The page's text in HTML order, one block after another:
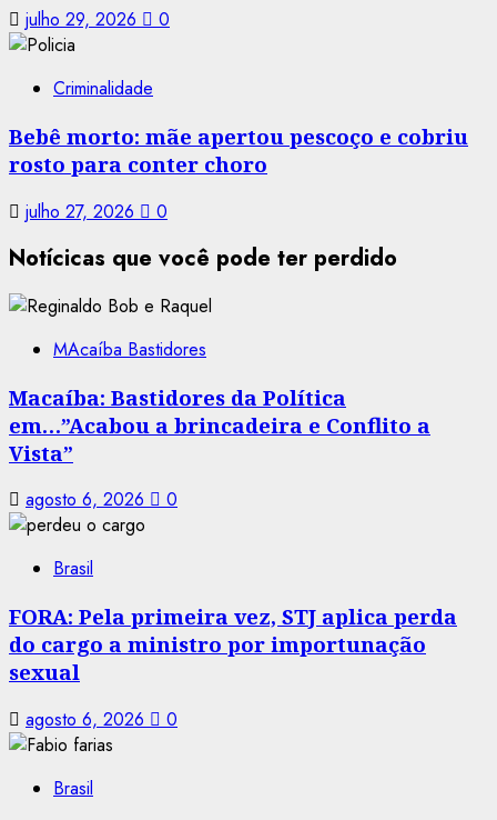
julho 29, 2026 0
Criminalidade
Bebê morto: mãe apertou pescoço e cobriu
rosto para conter choro
julho 27, 2026 0
Notícicas que você pode ter perdido
MAcaíba Bastidores
Macaíba: Bastidores da Política
em…”Acabou a brincadeira e Conflito a
Vista”
agosto 6, 2026 0
Brasil
FORA: Pela primeira vez, STJ aplica perda
do cargo a ministro por importunação
sexual
agosto 6, 2026 0
Brasil